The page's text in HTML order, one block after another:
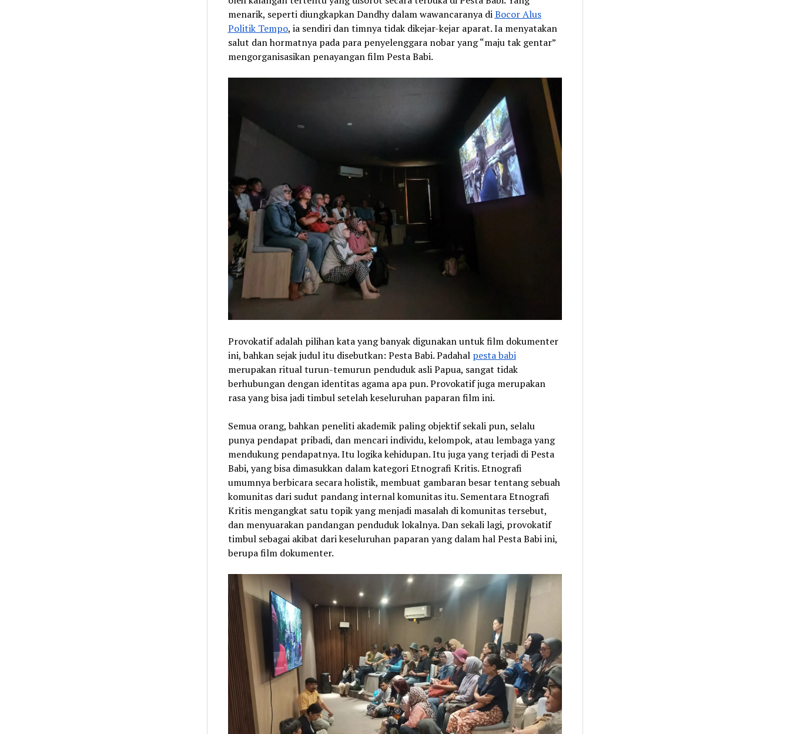
menarik, seperti diungkapkan Dandhy dalam wawancaranya diBocor Alus
Politik Tempo, ia sendiri dan timnya tidak dikejar-kejar aparat. Ia menyatakan
salut dan hormatnya pada para penyelenggara nobar yang “maju tak gentar”
mengorganisasikan penayangan film Pesta Babi.
Provokatif adalah pilihan kata yang banyak digunakan untuk film dokumenter
ini, bahkan sejak judul itu disebutkan: Pesta Babi. Padahal pesta babi
merupakan ritual turun-temurun penduduk asli Papua, sangat tidak
berhubungan dengan identitas agama apa pun. Provokatif juga merupakan
rasa yang bisa jadi timbul setelah keseluruhan paparan film ini.
Semua orang, bahkan peneliti akademik paling objektif sekali pun, selalu
punya pendapat pribadi, dan mencari individu, kelompok, atau lembaga yang
mendukung pendapatnya. Itu logika kehidupan. Itu juga yang terjadi di Pesta
Babi, yang bisa dimasukkan dalam kategori Etnografi Kritis. Etnografi
umumnya berbicara secara holistik, membuat gambaran besar tentang sebuah
komunitas dari sudut pandang internal komunitas itu. Sementara Etnografi
Kritis mengangkat satu topik yang menjadi masalah di komunitas tersebut,
dan menyuarakan pandangan penduduk lokalnya. Dan sekali lagi, provokatif
timbul sebagai akibat dari keseluruhan paparan yang dalam hal Pesta Babi ini,
berupa film dokumenter.